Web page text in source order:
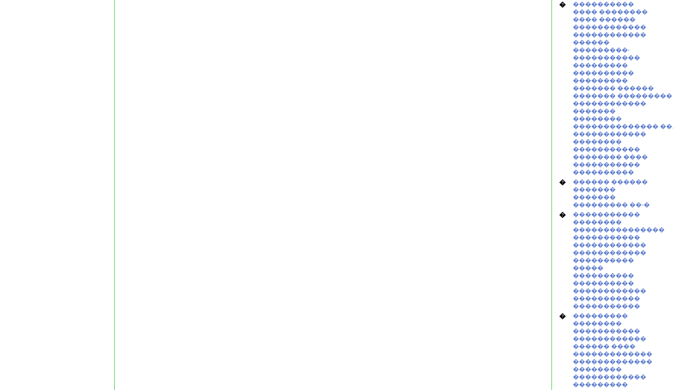
�
����������
���� ��������
���� ������
������������
������������
������
���������-
�����������
���������
����������
���������
������� ������
������� ���������
������������
�������
��������
�������������� ��.
������������
��������
�����������
�������� ����
�����������
����������
�
������ ������
�������
�������
��������� ��-�
�
�����������
��������
���������������
�����������
������������
������������
����������
�����
����������
����������
������������
�����������
�����������
�
���������
��������
�����������
������������
������ ����
�������������
�������������
��������
������������
���������